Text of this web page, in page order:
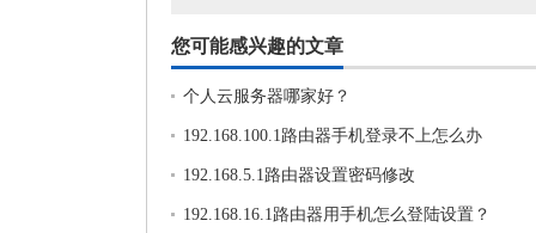
您可能感兴趣的文章
个人云服务器哪家好？
192.168.100.1路由器手机登录不上怎么办
192.168.5.1路由器设置密码修改
192.168.16.1路由器用手机怎么登陆设置？